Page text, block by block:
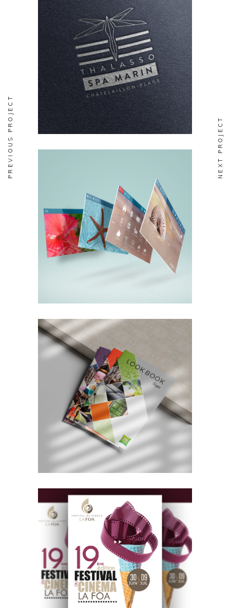
BRANDING DESIGN
EDITORIAL
Spa Marin
BRANDING DESIGN
EDITORIAL
Écrans Tactiles
Aircalin
BRANDING DESIGN
EDITORIAL
Brochures Hôtels
BRANDING DESIGN
EDITORIAL
Cinéma La Foa
PREVIOUS PROJECT NEXT PROJECT